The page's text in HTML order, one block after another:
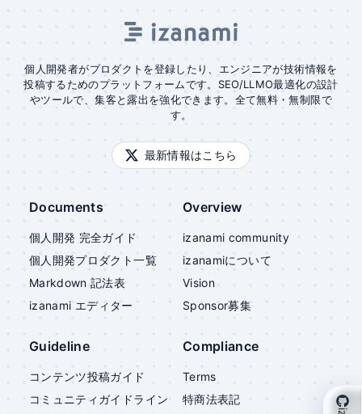
個人開発者がプロダクトを登録したり、エンジニアが技術情報を
投稿するためのプラットフォームです。SEO/LLMO最適化の設計
やツールで、集客と露出を強化できます。全て無料・無制限で
す。
最新情報はこちら
Documents
個人開発 完全ガイド
個人開発プロダクト一覧
Markdown 記法表
izanami エディター
Overview
izanami community
izanamiについて
Vision
Sponsor募集
Guideline
コンテンツ投稿ガイド
コミュニティガイドライン
Compliance
Terms
特商法表記